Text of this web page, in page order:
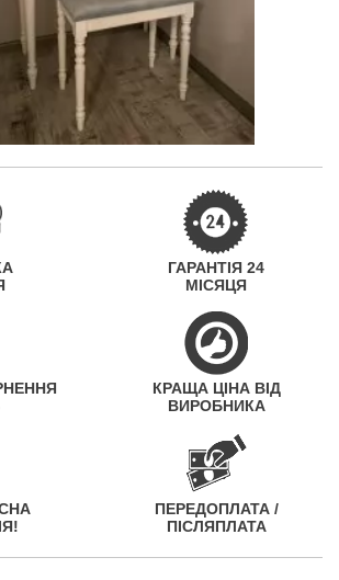
ГАРАНТІЯ 24
МІСЯЦЯ
КРАЩА ЦІНА ВІД
ВИРОБНИКА
ПЕРЕДОПЛАТА /
ПІСЛЯПЛАТА